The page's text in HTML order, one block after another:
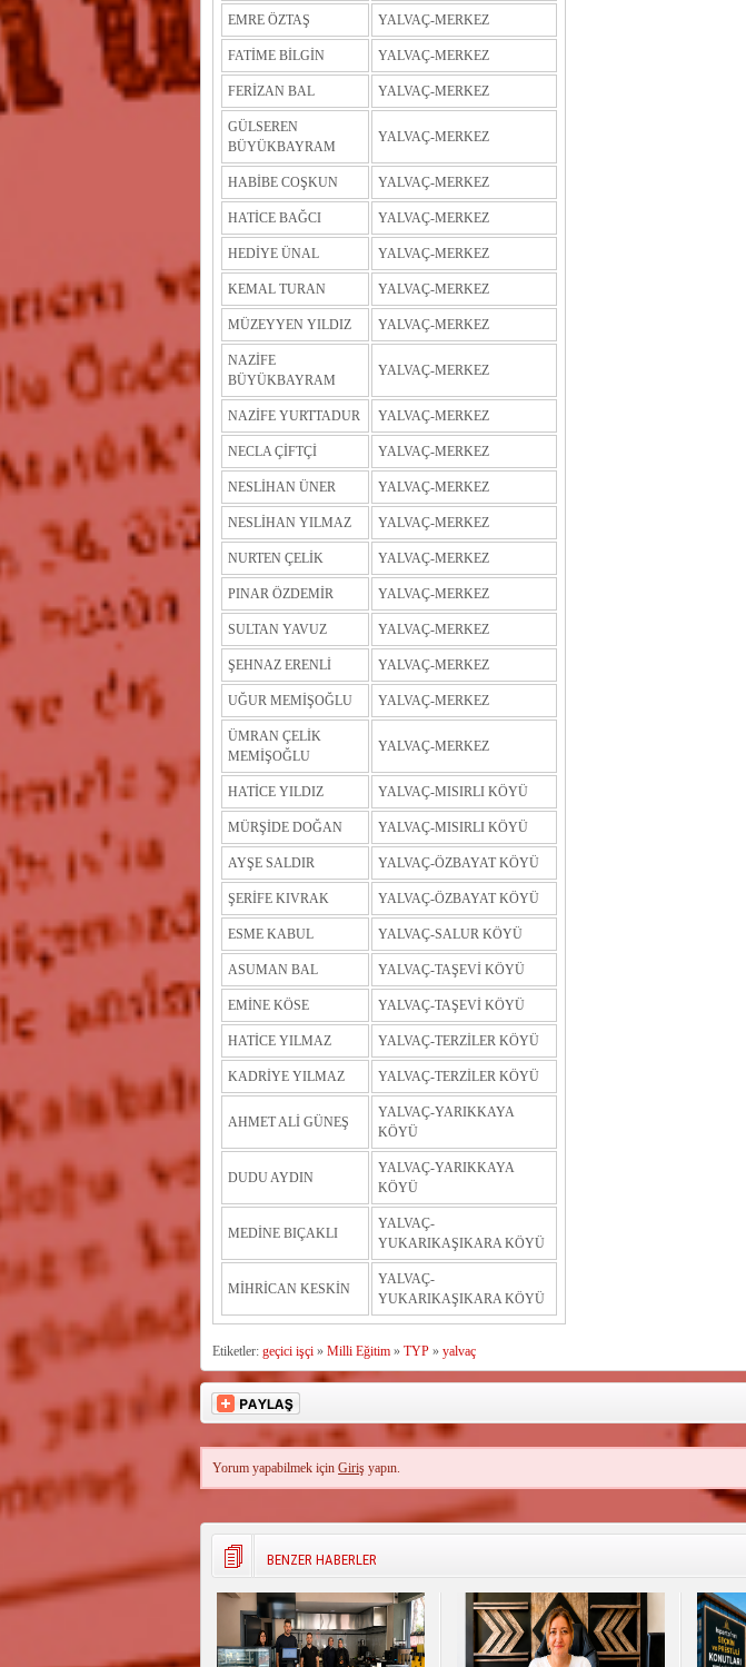
EMRE ÖZTAŞ YALVAÇ-MERKEZ
FATİME BİLGİN YALVAÇ-MERKEZ
FERİZAN BAL YALVAÇ-MERKEZ
GÜLSEREN
BÜYÜKBAYRAM
YALVAÇ-MERKEZ
HABİBE COŞKUN YALVAÇ-MERKEZ
HATİCE BAĞCI YALVAÇ-MERKEZ
HEDİYE ÜNAL YALVAÇ-MERKEZ
KEMAL TURAN YALVAÇ-MERKEZ
MÜZEYYEN YILDIZ YALVAÇ-MERKEZ
NAZİFE
BÜYÜKBAYRAM
YALVAÇ-MERKEZ
NAZİFE YURTTADUR YALVAÇ-MERKEZ
NECLA ÇİFTÇİ YALVAÇ-MERKEZ
NESLİHAN ÜNER YALVAÇ-MERKEZ
NESLİHAN YILMAZ YALVAÇ-MERKEZ
NURTEN ÇELİK YALVAÇ-MERKEZ
PINAR ÖZDEMİR YALVAÇ-MERKEZ
SULTAN YAVUZ YALVAÇ-MERKEZ
ŞEHNAZ ERENLİ YALVAÇ-MERKEZ
UĞUR MEMİŞOĞLU YALVAÇ-MERKEZ
ÜMRAN ÇELİK
MEMİŞOĞLU
YALVAÇ-MERKEZ
HATİCE YILDIZ YALVAÇ-MISIRLI KÖYÜ
MÜRŞİDE DOĞAN YALVAÇ-MISIRLI KÖYÜ
AYŞE SALDIR YALVAÇ-ÖZBAYAT KÖYÜ
ŞERİFE KIVRAK YALVAÇ-ÖZBAYAT KÖYÜ
ESME KABUL YALVAÇ-SALUR KÖYÜ
ASUMAN BAL YALVAÇ-TAŞEVİ KÖYÜ
EMİNE KÖSE YALVAÇ-TAŞEVİ KÖYÜ
HATİCE YILMAZ YALVAÇ-TERZİLER KÖYÜ
KADRİYE YILMAZ YALVAÇ-TERZİLER KÖYÜ
AHMET ALİ GÜNEŞ
YALVAÇ-YARIKKAYA
KÖYÜ
DUDU AYDIN
YALVAÇ-YARIKKAYA
KÖYÜ
MEDİNE BIÇAKLI
YALVAÇ-
YUKARIKAŞIKARA KÖYÜ
MİHRİCAN KESKİN
YALVAÇ-
YUKARIKAŞIKARA KÖYÜ
Etiketler: geçici işçi» Milli Eğitim» TYP» yalvaç
Yorum yapabilmek içinGiriş yapın.
BENZER HABERLER